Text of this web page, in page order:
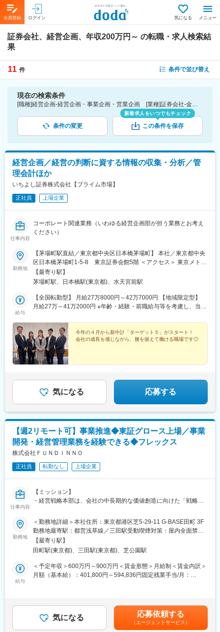
会員登録 ログイン 気になる メニュー
証券会社、経営企画、年収200万円～ の転職・求人検索結
果
11 件 条件で並び替え
現在の検索条件
[職種]経営企画-経営企画・事業企画・営業企画 [業種]証券会社-金融業界 [年収]200万円～
条件の変更
新着求人をいつでもチェック
この条件を保存
経営企画／経営の判断に資する情報の収集・分析／管
理会計ほか
いちよし証券株式会社【プライム市場】
正社員 上場企業
仕事内容
コーポレート関連業務（いわゆる経営企画部が担う業務とお考え
ください）
勤務地
【茅場町駅直結／東京都中央区日本橋茅場町】 本社／東京都中央
区日本橋茅場町1-5-8 東京証券会館5階 ＜アクセス＞ 東京メトロ
日比谷線・東西線「茅場町駅」8番出口直結 東京メトロ銀座線・
東西線、都営地下鉄浅草線「日本橋駅」徒歩5分就業場所の変更の
（喫煙スペースを別途設置）
【最寄り駅】
茅場町駅、日本橋駅(東京都)、水天宮前駅
給与
【全国転勤型】 月給27万8000円～42万7000円 【地域限定型】
月給27万～41万2000円 ※年齢・経験・前職給与等を考慮し、当社
※3カ月を限度として延長することがある※給与・待遇などに変動
はありません
今年の４月から新中計「ターゲット５」がスタート！
会社の成長を感じながら、腰を据えて働ける職場です◎
気になる 応募する
【週2リモート可】事業推進◆東証グロース上場／事業
開発・経営管理業務を経験できる◆フレックス
株式会社ＦＵＮＤＩＮＮＯ
正社員 転勤なし 上場企業
仕事内容
【ミッション】
・経営戦略本部は、会社の中長期的な価値創造に向けた「戦略立
ーと連携/社内外のアセットを有効かつ効率的に活用して企業価値
の最大化を目指します。
・中長期的な事業戦略の立案から、IRを通じた投資家との対話ま
でをシームレスにつなぐ組織です。事業側で生まれる各施策のマ
イルストーン管理や予実・効果検証を徹底し、そこで得られた
「生きた情報」を資本市場へ正しく、かつ戦略的に還元すること
で、FUNDINNOの非連続な成長と企業価値の最大化を牽引しま
す。
■事業開発及びIR領域
・経営陣発案の戦略アイデアに対して整理、構造化し、経営意思
決定へ導く
勤務地
＜勤務地詳細＞本社住所：東京都港区芝5-29-11 G-BASE田町 3F
勤務地最寄駅：都営浅草線／三田駅受動喫煙対策：屋内全面禁煙
変更の範囲：会社の定める事業所（リモートワーク含む）
【最寄り駅】
田町駅(東京都)、三田駅(東京都)、芝公園駅
給与
＜予定年収＞600万円～900万円＜賃金形態＞月給制＜賃金内訳＞
月額（基本給）：401,800円～594,836円固定残業手当/月：
給与改定：年1回（1月）賞与：会社の業績に基づいて、毎年、夏
期及び冬期に支給することがある。（支給実績なし）賃金はあく
までも目安の金額であり、選考を通じて上下する可能性がありま
気になる 応募依頼する
（エージェントサービス）